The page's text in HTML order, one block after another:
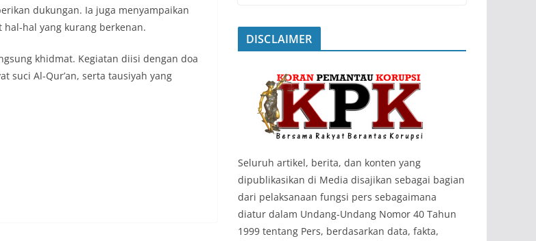
dukungan. Ia juga menyampaikan
hal yang kurang berkenan.
khidmat. Kegiatan diisi dengan doa
suci Al-Qur’an, serta tausiyah yang
DISCLAIMER
‎Seluruh artikel, berita, dan konten yang
dipublikasikan di Media disajikan sebagai bagian
dari pelaksanaan fungsi pers sebagaimana
diatur dalam Undang-Undang Nomor 40 Tahun
1999 tentang Pers, berdasarkan data, fakta,